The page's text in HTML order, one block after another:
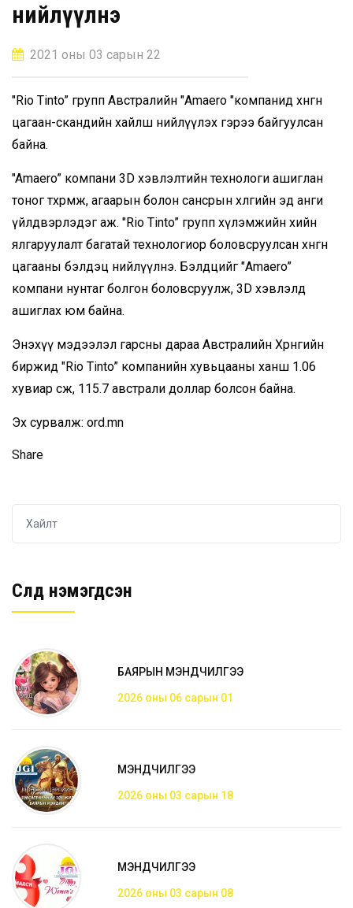
нийлүүлнэ
2021 оны 03 сарын 22
"Rio Tinto” групп Австралийн "Amaero "компанид хөнгөн
цагаан-скандийн хайлш нийлүүлэх гэрээ байгуулсан
байна.
"Amaero” компани 3D хэвлэлтийн технологи ашиглан
тоног төхөөрөмж, агаарын болон сансрын хөлгийн эд анги
үйлдвэрлэдэг аж. "Rio Tinto” групп хүлэмжийн хийн
ялгаруулалт багатай технологиор боловсруулсан хөнгөн
цагааны бэлдэц нийлүүлнэ. Бэлдцийг "Amaero”
компани нунтаг болгон боловсруулж, 3D хэвлэлд
ашиглах юм байна.
Энэхүү мэдээлэл гарсны дараа Австралийн Хөрөнгийн
биржид "Rio Tinto” компанийн хувьцааны ханш 1.06
хувиар өсөж, 115.7 австрали доллар болсон байна.
Эх сурвалж: ord.mn
Share
Сүүлд нэмэгдсэн
БАЯРЫН МЭНДЧИЛГЭЭ
2026 оны 06 сарын 01
МЭНДЧИЛГЭЭ
2026 оны 03 сарын 18
МЭНДЧИЛГЭЭ
2026 оны 03 сарын 08